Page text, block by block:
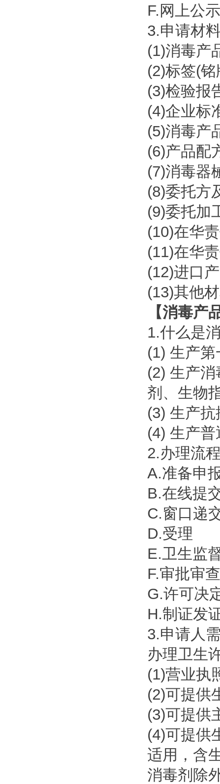
F.网上公
3.申请材
(1)消毒产
(2)标签(
(3)检验报
(4)企业标
(5)消毒产
(6)产品配
(7)消毒器
(8)委托方
(9)委托加
(10)在华
(11)在华
(12)进口
(13)其他
【消毒产
1.什么是
(1) 生产
(2) 生产
剂、生物
(3) 生产
(4) 生产
2.办理流
A.准备申
B.在线提
C.窗口递
D.受理
E.卫生监
F.审批审查
G.许可决
H.制证发
3.申请人
办理卫生
(1)营业执
(2)可提供
(3)可提供
(4)可提供
适用，含
消毒剂除